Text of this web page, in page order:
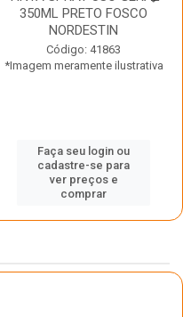
350ML PRETO FOSCO
NORDESTIN
Código: 41863
*Imagem meramente ilustrativa
Faça seu login ou
cadastre-se para
ver preços e
comprar